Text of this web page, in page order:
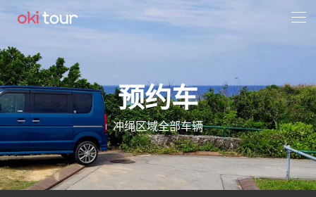
预约车
冲绳区域全部车辆